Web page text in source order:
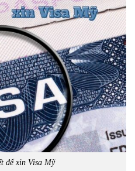
để xin Visa Mỹ